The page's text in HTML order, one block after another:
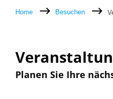
Home Besuchen
Planen Sie Ihre